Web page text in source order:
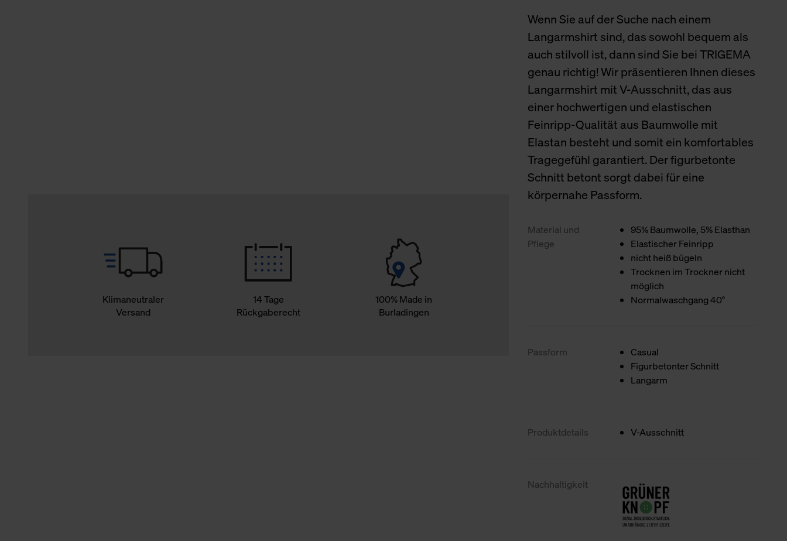
Klimaneutraler
Versand
14 Tage
Rückgaberecht
100% Made in
Burladingen
Wenn Sie auf der Suche nach einem
Langarmshirt sind, das sowohl bequem als
auch stilvoll ist, dann sind Sie bei TRIGEMA
genau richtig! Wir präsentieren Ihnen dieses
Langarmshirt mit V-Ausschnitt, das aus
einer hochwertigen und elastischen
Feinripp-Qualität aus Baumwolle mit
Elastan besteht und somit ein komfortables
Tragegefühl garantiert. Der figurbetonte
Schnitt betont sorgt dabei für eine
körpernahe Passform.
Material und
Pflege
95% Baumwolle, 5% Elasthan
Elastischer Feinripp
nicht heiß bügeln
Trocknen im Trockner nicht
möglich
Normalwaschgang 40°
Passform
Casual
Figurbetonter Schnitt
Langarm
Produktdetails V-Ausschnitt
Nachhaltigkeit